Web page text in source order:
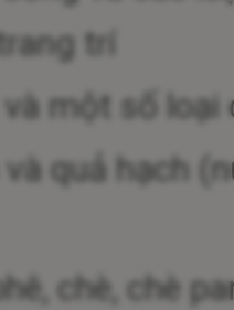
trí
một số
quả hạch
chè, chè